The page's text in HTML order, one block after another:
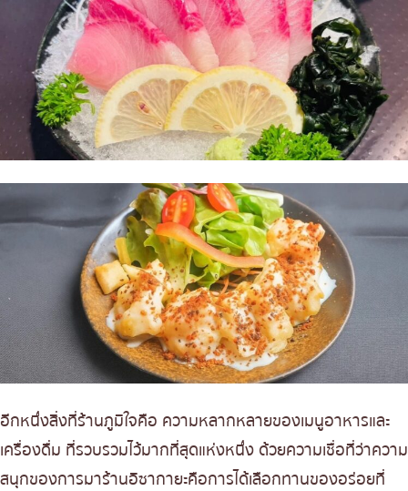
อีกหนึ่งสิ่งที่ร้านภูมิใจคือ ความหลากหลายของเมนูอาหารและ
เครื่องดื่ม ที่รวบรวมไว้มากที่สุดแห่งหนึ่ง ด้วยความเชื่อที่ว่าความ
สนุกของการมาร้านอิซากายะคือการได้เลือกทานของอร่อยที่